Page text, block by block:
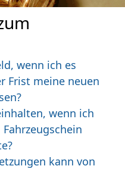
wenn ich es
Frist meine neuen
wenn ich
kann von